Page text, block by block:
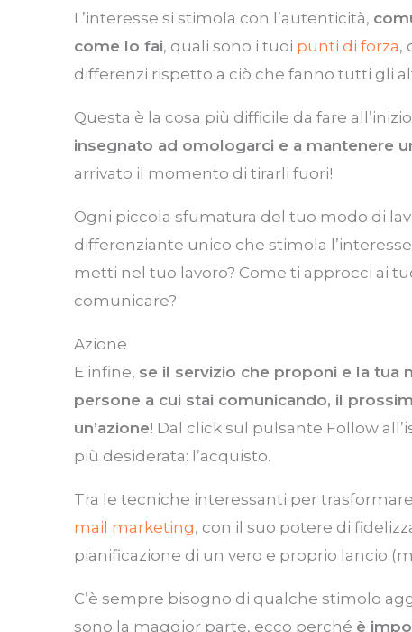
L’interesse si stimola con l’autenticità,
come lo fai, quali sono i tuoi punti di forza,
differenzi rispetto a ciò che fanno tutti gli
Questa è la cosa più difficile da fare
insegnato ad omologarci e a mantenere
arrivato il momento di tirarli fuori!
Ogni piccola sfumatura del tuo modo di
differenziante unico che stimola
metti nel tuo lavoro? Come ti approcci ai
comunicare?
Azione
E infine, se il servizio che proponi e la tua
persone a cui stai comunicando, il
un’azione! Dal click sul pulsante Follow
più desiderata: l’acquisto.
Tra le tecniche interessanti per
mail marketing, con il suo potere di
pianificazione di un vero e proprio lancio
C’è sempre bisogno di qualche stimolo
sono la maggior parte, ecco perché è